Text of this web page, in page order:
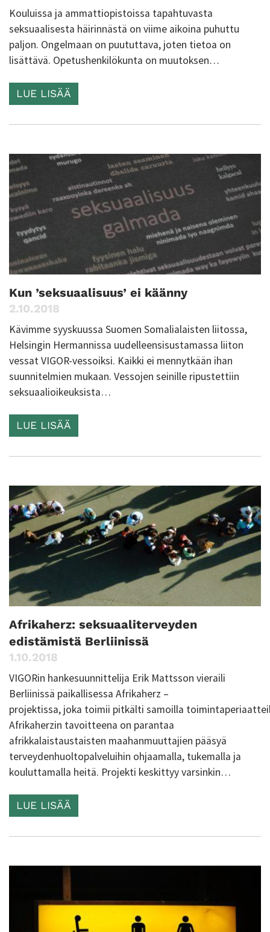
Kouluissa ja ammattiopistoissa tapahtuvasta
seksuaalisesta häirinnästä on viime aikoina puhuttu
paljon. Ongelmaan on puututtava, joten tietoa on
lisättävä. Opetushenkilökunta on muutoksen…
LUE LISÄÄ
Kun ’seksuaalisuus’ ei käänny
2.10.2018
Kävimme syyskuussa Suomen Somalialaisten liitossa,
Helsingin Hermannissa uudelleensisustamassa liiton
vessat VIGOR-vessoiksi. Kaikki ei mennytkään ihan
suunnitelmien mukaan. Vessojen seinille ripustettiin
seksuaalioikeuksista…
LUE LISÄÄ
Afrikaherz: seksuaaliterveyden
edistämistä Berliinissä
1.10.2018
VIGORin hankesuunnittelija Erik Mattsson vieraili
Berliinissä paikallisessa Afrikaherz –
projektissa, joka toimii pitkälti samoilla
Afrikaherzin tavoitteena on parantaa
afrikkalaistaustaisten maahanmuuttajien pääsyä
terveydenhuoltopalveluihin ohjaamalla, tukemalla ja
kouluttamalla heitä. Projekti keskittyy varsinkin…
LUE LISÄÄ